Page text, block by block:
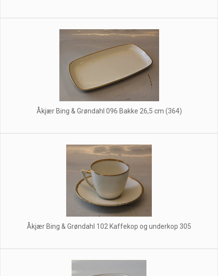
Åkjær Bing & Grøndahl 096 Bakke 26,5 cm (364)
Åkjær Bing & Grøndahl 102 Kaffekop og underkop 305